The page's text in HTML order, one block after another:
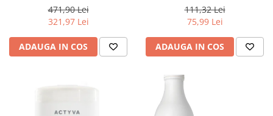
Reparative, Salon Size
471,90 Lei
321,97 Lei
ADAUGA IN COS
Reconstruction, 200 ml
111,32 Lei
75,99 Lei
ADAUGA IN COS